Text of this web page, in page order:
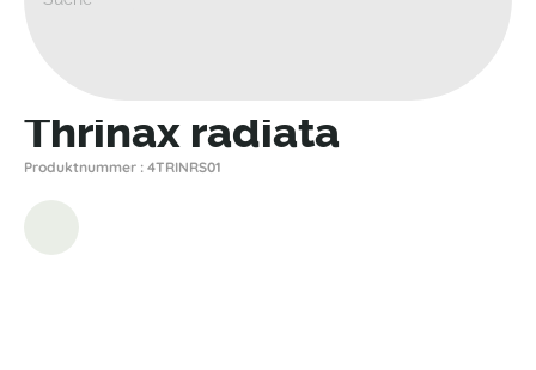
Thrinax radiata
Produktnummer : 4TRINRS01